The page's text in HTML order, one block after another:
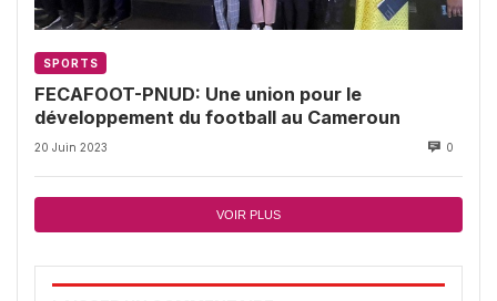
SPORTS
FECAFOOT-PNUD: Une union pour le
développement du football au Cameroun
20 Juin 2023 0
VOIR PLUS